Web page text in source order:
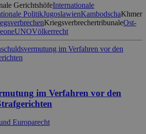
GerichtshöfeInternationale
PolitikJugoslawienKambodschaKhmer
KriegsverbrechertribunaleOst-
UNOVölkerrecht
im Verfahren vor den
Europarecht